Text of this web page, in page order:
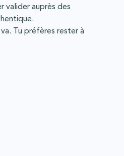
valider auprès des
Tu préfères rester à